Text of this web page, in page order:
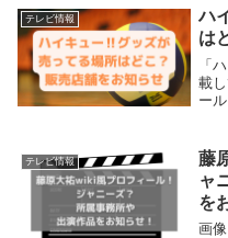
ね
え
テレビ情報
ハ
は
「
載
ー
タ
ー
テレビ情報
藤
ャ
を
画